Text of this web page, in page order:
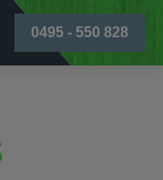
0495 - 550 828